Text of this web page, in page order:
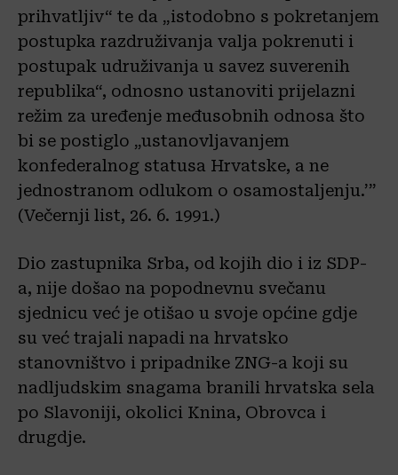
prihvatljiv“ te da „istodobno s pokretanjem
postupka razdruživanja valja pokrenuti i
postupak udruživanja u savez suverenih
republika“, odnosno ustanoviti prijelazni
režim za uređenje međusobnih odnosa što
bi se postiglo „ustanovljavanjem
konfederalnog statusa Hrvatske, a ne
jednostranom odlukom o osamostaljenju.’”
(Večernji list, 26. 6. 1991.)
Dio zastupnika Srba, od kojih dio i iz SDP-
a, nije došao na popodnevnu svečanu
sjednicu već je otišao u svoje općine gdje
su već trajali napadi na hrvatsko
stanovništvo i pripadnike ZNG-a koji su
nadljudskim snagama branili hrvatska sela
po Slavoniji, okolici Knina, Obrovca i
drugdje.